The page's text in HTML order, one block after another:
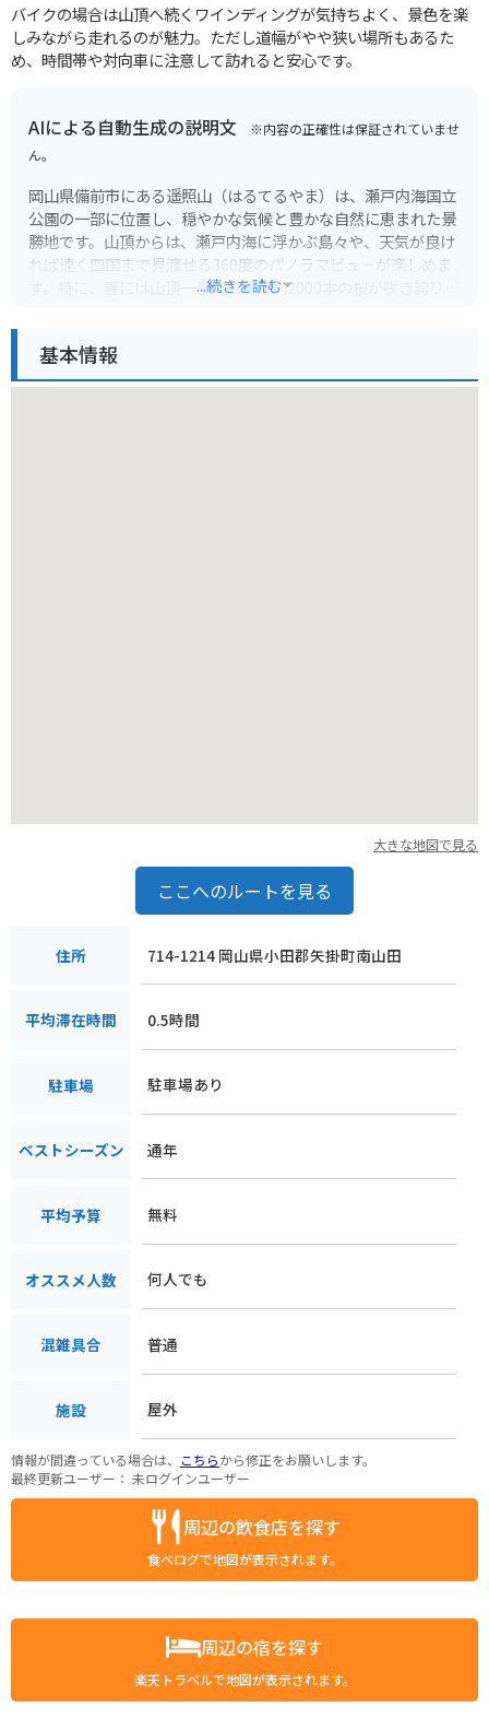
バイクの場合は山頂へ続くワインディングが気持ちよく、景色を楽
しみながら走れるのが魅力。ただし道幅がやや狭い場所もあるた
め、時間帯や対向車に注意して訪れると安心です。
AIによる自動生成の説明文 ※内容の正確性は保証されていませ
ん。
岡山県備前市にある遥照山（はるてるやま）は、瀬戸内海国立
公園の一部に位置し、穏やかな気候と豊かな自然に恵まれた景
勝地です。山頂からは、瀬戸内海に浮かぶ島々や、天気が良け
れば遠く四国まで見渡せる360度のパノラマビューが楽しめま
す。特に、春には山頂一帯に広がる約2000本の桜が咲き誇り、
遥照山には、春には桜、秋には紅葉と、四季折々の美しい自然
...続きを読む
基本情報
大きな地図で見る
ここへのルートを見る
住所 714-1214 岡山県小田郡矢掛町南山田
平均滞在時間 0.5時間
駐車場 駐車場あり
ベストシーズン 通年
平均予算 無料
オススメ人数 何人でも
混雑具合 普通
施設 屋外
情報が間違っている場合は、 こちらから修正をお願いします。
最終更新ユーザー： 未ログインユーザー
周辺の飲食店を探す
食べログで地図が表示されます。
周辺の宿を探す
楽天トラベルで地図が表示されます。